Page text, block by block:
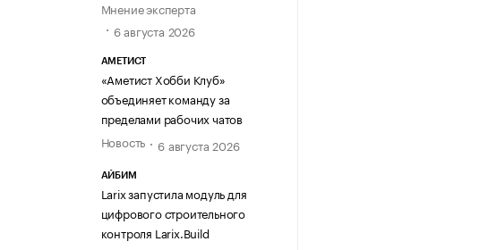
Мнение эксперта
6 августа 2026
АМЕТИСТ
«Аметист Хобби Клуб»
объединяет команду за
пределами рабочих чатов
Новость
6 августа 2026
АЙБИМ
Larix запустила модуль для
цифрового строительного
контроля Larix.Build